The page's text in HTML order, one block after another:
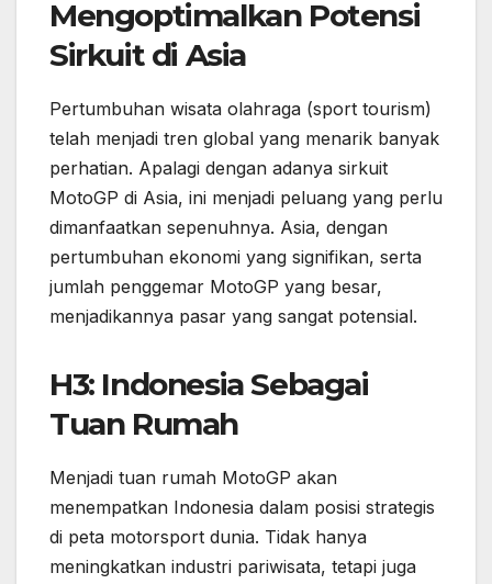
Mengoptimalkan Potensi
Sirkuit di Asia
Pertumbuhan wisata olahraga (sport tourism)
telah menjadi tren global yang menarik banyak
perhatian. Apalagi dengan adanya sirkuit
MotoGP di Asia, ini menjadi peluang yang perlu
dimanfaatkan sepenuhnya. Asia, dengan
pertumbuhan ekonomi yang signifikan, serta
jumlah penggemar MotoGP yang besar,
menjadikannya pasar yang sangat potensial.
H3: Indonesia Sebagai
Tuan Rumah
Menjadi tuan rumah MotoGP akan
menempatkan Indonesia dalam posisi strategis
di peta motorsport dunia. Tidak hanya
meningkatkan industri pariwisata, tetapi juga